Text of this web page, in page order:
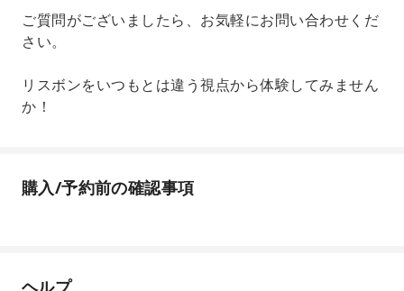
ご質問がございましたら、お気軽にお問い合わせくだ
さい。
リスボンをいつもとは違う視点から体験してみません
か！
購入/予約前の確認事項
ヘルプ